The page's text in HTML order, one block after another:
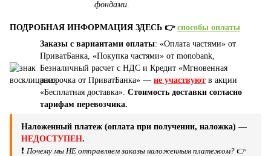
фондами
ПОДРОБНАЯ ИНФОРМАЦИЯ ЗДЕСЬ 👉 способы оплаты
Заказы с вариантами оплаты: «Оплата частями» от
ПриватБанка, «Покупка частями» от monobank,
Безналичный расчет с НДС и Кредит «Мгновенная
рассрочка от ПриватБанка» — не участвуют в акции
«Бесплатная доставка». Стоимость доставки согласно
тарифам перевозчика.
Наложенный платеж (оплата при получении, наложка) —
НЕДОСТУПЕН.
❗ Почему мы НЕ отправляем заказы наложенным платежом? 👉